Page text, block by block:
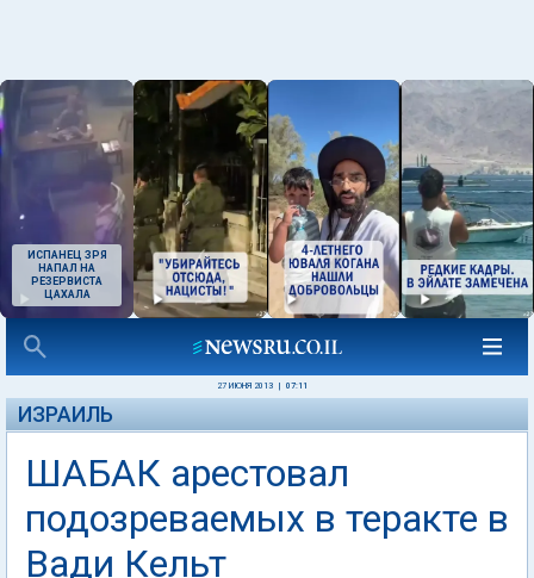
ИСПАНЕЦ ЗРЯ
НАПАЛ НА
РЕЗЕРВИСТА
ЦАХАЛА
27 ИЮНЯ 2013 07:11
ИЗРАИЛЬ
ШАБАК арестовал
подозреваемых в теракте в
Вади Кельт